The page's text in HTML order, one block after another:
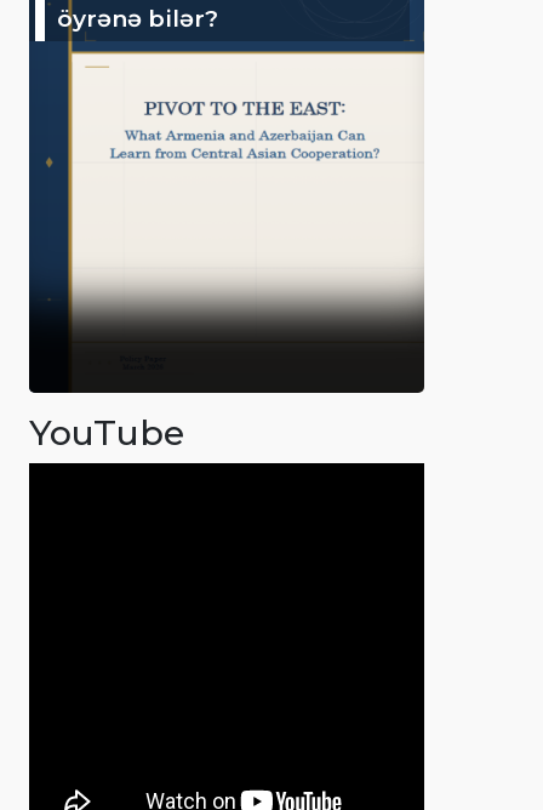
öyrənə bilər?
YouTube